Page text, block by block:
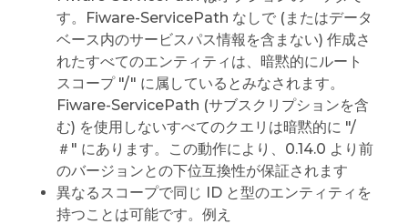
す。Fiware-ServicePath なしで (またはデータ
ベース内のサービスパス情報を含まない) 作成さ
れたすべてのエンティティは、暗黙的にルート
スコープ "/" に属しているとみなされます。
Fiware-ServicePath (サブスクリプションを含
む) を使用しないすべてのクエリは暗黙的に "/
＃" にあります。この動作により、0.14.0 より前
のバージョンとの下位互換性が保証されます
異なるスコープで同じ ID と型のエンティティを
持つことは可能です。例え